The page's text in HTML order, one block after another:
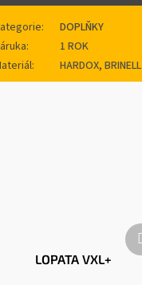
:
DOPLŇKY
:
1 ROK
: HARDOX, BRINELL
LOPATA VXL+